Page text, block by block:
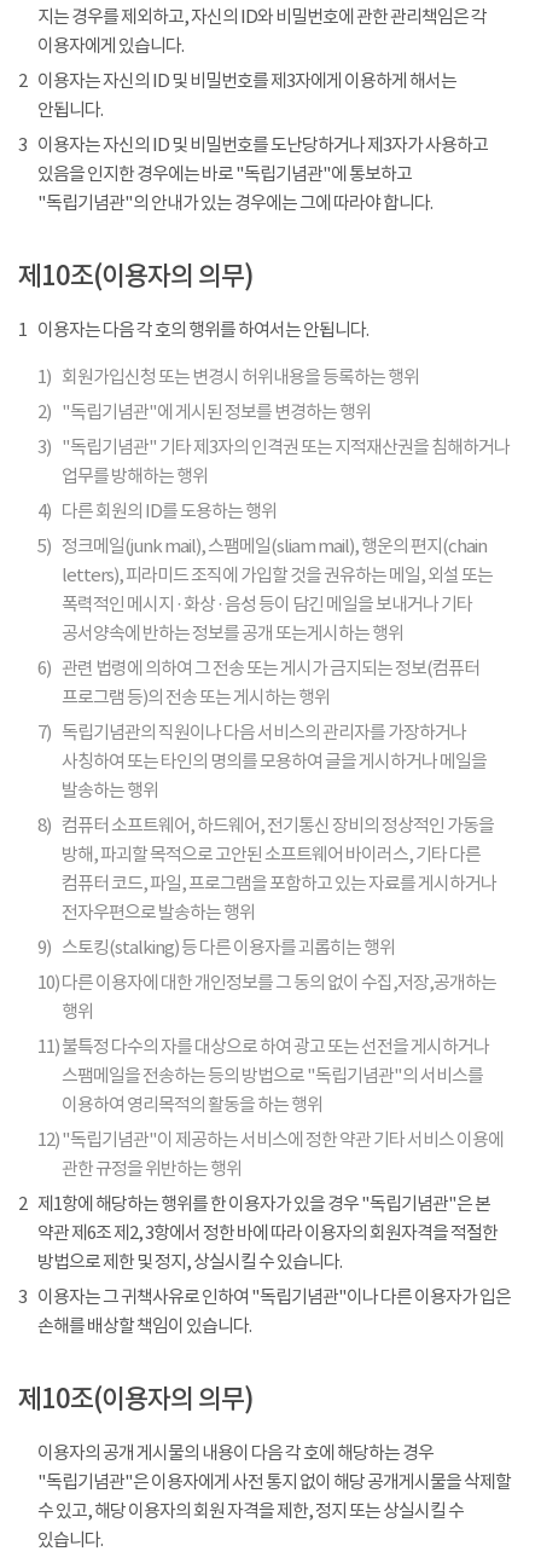
지는 경우를 제외하고, 자신의 ID와 비밀번호에 관한 관리책임은 각
이용자에게 있습니다.
2 이용자는 자신의 ID 및 비밀번호를 제3자에게 이용하게 해서는
안됩니다.
3 이용자는 자신의 ID 및 비밀번호를 도난당하거나 제3자가 사용하고
있음을 인지한 경우에는 바로 "독립기념관"에 통보하고
"독립기념관"의 안내가 있는 경우에는 그에 따라야 합니다.
제10조(이용자의 의무)
1 이용자는 다음 각 호의 행위를 하여서는 안됩니다.
1) 회원가입신청 또는 변경시 허위내용을 등록하는 행위
2) "독립기념관"에 게시된 정보를 변경하는 행위
3) "독립기념관" 기타 제3자의 인격권 또는 지적재산권을 침해하거나
업무를 방해하는 행위
4) 다른 회원의 ID를 도용하는 행위
5) 정크메일(junk mail), 스팸메일(sliam mail), 행운의 편지(chain
letters), 피라미드 조직에 가입할 것을 권유하는 메일, 외설 또는
폭력적인 메시지 · 화상 · 음성 등이 담긴 메일을 보내거나 기타
공서양속에 반하는 정보를 공개 또는게시하는 행위
6) 관련 법령에 의하여 그 전송 또는 게시가 금지되는 정보(컴퓨터
프로그램 등)의 전송 또는 게시하는 행위
7) 독립기념관의 직원이나 다음 서비스의 관리자를 가장하거나
사칭하여 또는 타인의 명의를 모용하여 글을 게시하거나 메일을
발송하는 행위
8) 컴퓨터 소프트웨어, 하드웨어, 전기통신 장비의 정상적인 가동을
방해, 파괴할 목적으로 고안된 소프트웨어 바이러스, 기타 다른
컴퓨터 코드, 파일, 프로그램을 포함하고 있는 자료를 게시하거나
전자우편으로 발송하는 행위
9) 스토킹(stalking) 등 다른 이용자를 괴롭히는 행위
10)다른 이용자에 대한 개인정보를 그 동의 없이 수집,저장,공개하는
행위
11)불특정 다수의 자를 대상으로 하여 광고 또는 선전을 게시하거나
스팸메일을 전송하는 등의 방법으로 "독립기념관"의 서비스를
이용하여 영리목적의 활동을 하는 행위
12)"독립기념관"이 제공하는 서비스에 정한 약관 기타 서비스 이용에
관한 규정을 위반하는 행위
2 제1항에 해당하는 행위를 한 이용자가 있을 경우 "독립기념관"은 본
약관 제6조 제2, 3항에서 정한 바에 따라 이용자의 회원자격을 적절한
방법으로 제한 및 정지, 상실시킬 수 있습니다.
3 이용자는 그 귀책사유로 인하여 "독립기념관"이나 다른 이용자가 입은
손해를 배상할 책임이 있습니다.
제10조(이용자의 의무)
이용자의 공개 게시물의 내용이 다음 각 호에 해당하는 경우
"독립기념관"은 이용자에게 사전 통지 없이 해당 공개게시물을 삭제할
수 있고, 해당 이용자의 회원 자격을 제한, 정지 또는 상실시킬 수
있습니다.